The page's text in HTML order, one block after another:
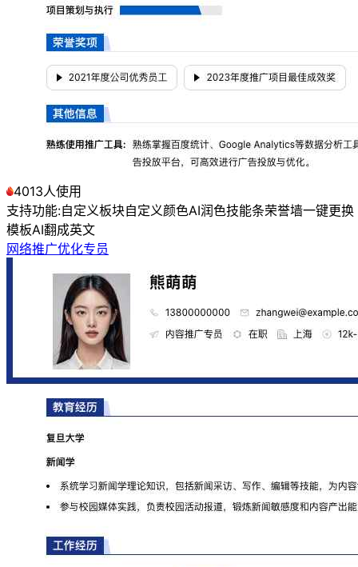
4013人使用
支持功能:自定义板块自定义颜色AI润色技能条荣誉墙一键更换
模板AI翻成英文
网络推广优化专员